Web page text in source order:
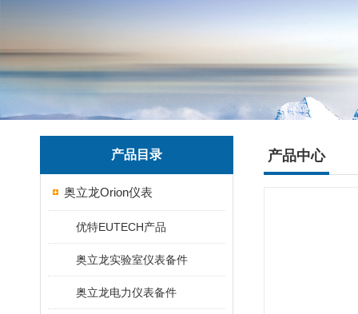
产品目录
奥立龙Orion仪表
优特EUTECH产品
奥立龙实验室仪表备件
奥立龙电力仪表备件
产品中心